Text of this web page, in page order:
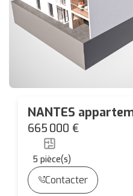
NANTES
ROSA
665 000 €
5 pièce(s)
Contacter